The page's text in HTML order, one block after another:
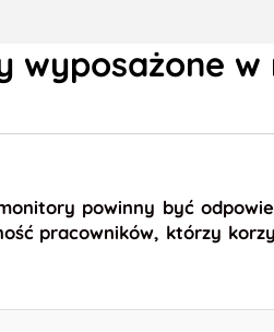
wyposażone
powinny być
pracowników, którzy